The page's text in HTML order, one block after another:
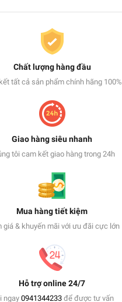
Chất lượng hàng đầu
tất cả sản phẩm chính hãng 100%
Giao hàng siêu nhanh
tôi cam kết giao hàng trong 24h
Mua hàng tiết kiệm
giá & khuyến mãi với ưu đãi cực lớn
Hỗ trợ online 24/7
ngay0941344233để được tư vấn